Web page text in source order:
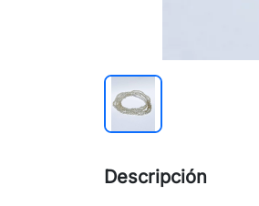
Descripción